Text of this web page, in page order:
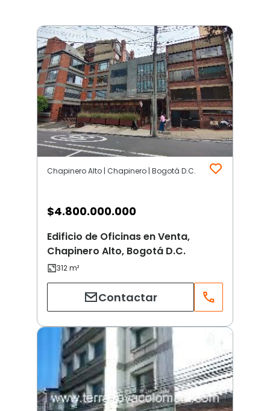
Chapinero Alto | Chapinero | Bogotá D.C.
$4.800.000.000
Edificio de Oficinas en Venta,
Chapinero Alto, Bogotá D.C.
Contactar